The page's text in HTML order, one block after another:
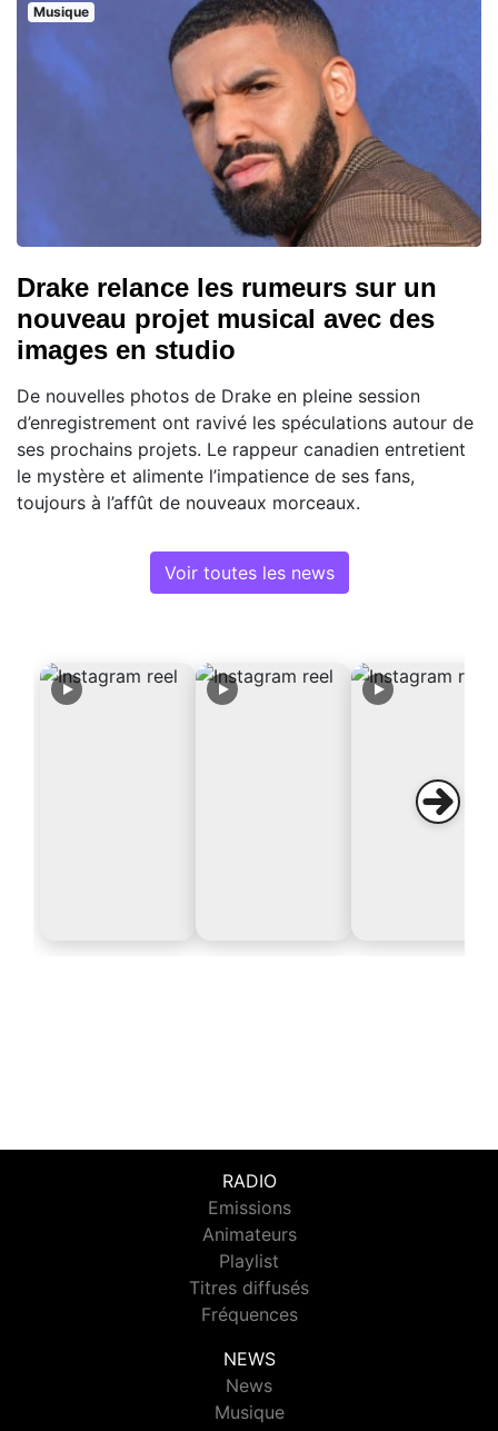
Musique
Drake relance les rumeurs sur un
nouveau projet musical avec des
images en studio
De nouvelles photos de Drake en pleine session
d’enregistrement ont ravivé les spéculations autour de
ses prochains projets. Le rappeur canadien entretient
le mystère et alimente l’impatience de ses fans,
toujours à l’affût de nouveaux morceaux.
Voir toutes les news
RADIO
Emissions
Animateurs
Playlist
Titres diffusés
Fréquences
NEWS
News
Musique